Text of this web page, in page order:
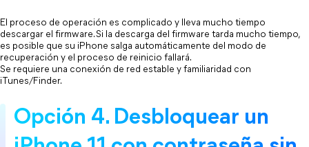
El proceso de operación es complicado y lleva mucho tiempo
descargar el firmware. Si la descarga del firmware tarda mucho tiempo,
es posible que su iPhone salga automáticamente del modo de
recuperación y el proceso de reinicio fallará.
Se requiere una conexión de red estable y familiaridad con
iTunes/Finder.
Opción 4. Desbloquear un